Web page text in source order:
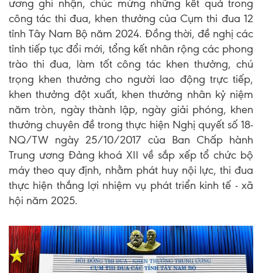
ương ghi nhận, chúc mừng những kết quả trong
công tác thi đua, khen thưởng của Cụm thi đua 12
tỉnh Tây Nam Bộ năm 2024. Đồng thời, đề nghị các
tỉnh tiếp tục đổi mới, tổng kết nhân rộng các phong
trào thi đua, làm tốt công tác khen thưởng, chú
trọng khen thưởng cho người lao động trực tiếp,
khen thưởng đột xuất, khen thưởng nhân kỷ niệm
năm tròn, ngày thành lập, ngày giải phóng, khen
thưởng chuyên đề trong thực hiện Nghị quyết số 18-
NQ/TW ngày 25/10/2017 của Ban Chấp hành
Trung ương Đảng khoá XII về sắp xếp tổ chức bộ
máy theo quy định, nhằm phát huy nội lực, thi đua
thực hiện thắng lợi nhiệm vụ phát triển kinh tế - xã
hội năm 2025.